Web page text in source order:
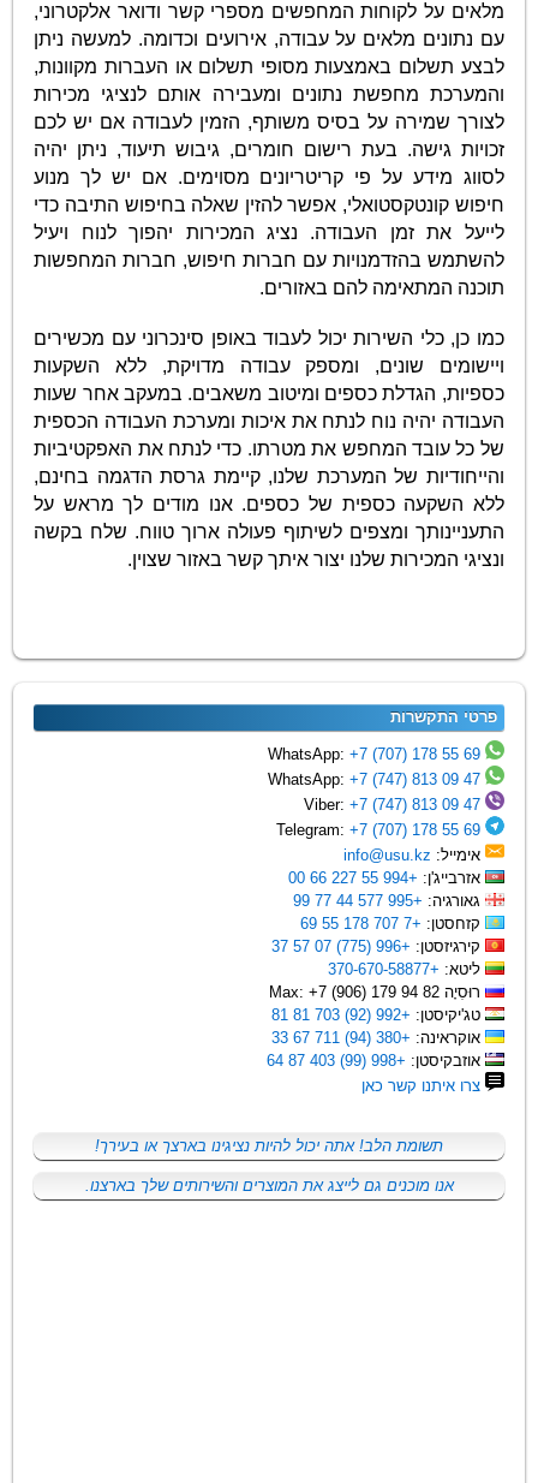
מלאים על לקוחות המחפשים מספרי קשר ודואר אלקטרוני,
עם נתונים מלאים על עבודה, אירועים וכדומה. למעשה ניתן
לבצע תשלום באמצעות מסופי תשלום או העברות מקוונות,
והמערכת מחפשת נתונים ומעבירה אותם לנציגי מכירות
לצורך שמירה על בסיס משותף, הזמין לעבודה אם יש לכם
זכויות גישה. בעת רישום חומרים, גיבוש תיעוד, ניתן יהיה
לסווג מידע על פי קריטריונים מסוימים. אם יש לך מנוע
חיפוש קונטקסטואלי, אפשר להזין שאלה בחיפוש התיבה כדי
לייעל את זמן העבודה. נציג המכירות יהפוך לנוח ויעיל
להשתמש בהזדמנויות עם חברות חיפוש, חברות המחפשות
תוכנה המתאימה להם באזורים.
כמו כן, כלי השירות יכול לעבוד באופן סינכרוני עם מכשירים
ויישומים שונים, ומספק עבודה מדויקת, ללא השקעות
כספיות, הגדלת כספים ומיטוב משאבים. במעקב אחר שעות
העבודה יהיה נוח לנתח את איכות ומערכת העבודה הכספית
של כל עובד המחפש את מטרתו. כדי לנתח את האפקטיביות
והייחודיות של המערכת שלנו, קיימת גרסת הדגמה בחינם,
ללא השקעה כספית של כספים. אנו מודים לך מראש על
התעניינותך ומצפים לשיתוף פעולה ארוך טווח. שלח בקשה
ונציגי המכירות שלנו יצור איתך קשר באזור שצוין.
פרטי התקשרות
WhatsApp:
+7 (707) 178 55 69
WhatsApp:
+7 (747) 813 09 47
Viber:
+7 (747) 813 09 47
Telegram:
+7 (707) 178 55 69
אימייל: info@usu.kz
אזרבייג'ן: +994 55 227 66 00
גאורגיה: +995 577 44 77 99
קזחסטן: +7 707 178 55 69
קירגיזסטן: +996 (775) 07 57 37
ליטא: +370-670-58877
רוּסִיָה Max: +7 (906) 179 94 82
טג'יקיסטן: +992 (92) 703 81 81
אוקראינה: +380 (94) 711 67 33
אוזבקיסטן: +998 (99) 403 87 64
צרו איתנו קשר כאן
תשומת הלב! אתה יכול להיות נציגינו בארצך או בעירך!
אנו מוכנים גם לייצג את המוצרים והשירותים שלך בארצנו.